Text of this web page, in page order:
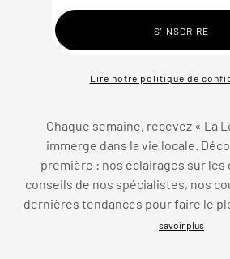
Lire notre politique de
Chaque semaine, recevez « La
immerge dans la vie locale.
première : nos éclairages sur
conseils de nos spécialistes, nos
dernières tendances pour faire le
savoir plus